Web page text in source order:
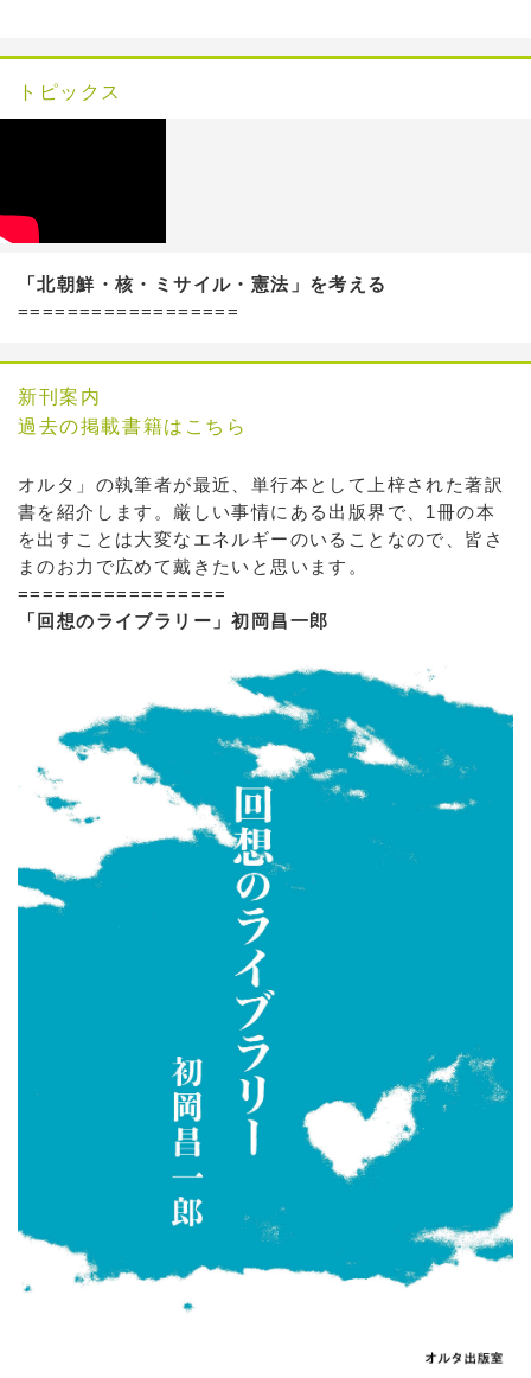
トピックス
「北朝鮮・核・ミサイル・憲法」を考える
==================
新刊案内
過去の掲載書籍はこちら
オルタ」の執筆者が最近、単行本として上梓された著訳
書を紹介します。厳しい事情にある出版界で、1冊の本
を出すことは大変なエネルギーのいることなので、皆さ
まのお力で広めて戴きたいと思います。
=================
「回想のライブラリー」初岡昌一郎